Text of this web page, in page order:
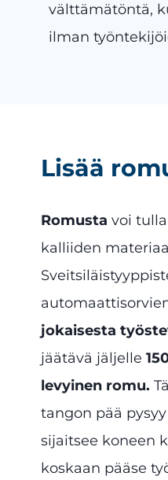
välttämätöntä,
ilman
Lisää
Romusta voi
kalliiden
jokaisesta
jäätävä jäljelle
levyinen romu.
tangon pää
sijaitsee koneen
koskaan pääse